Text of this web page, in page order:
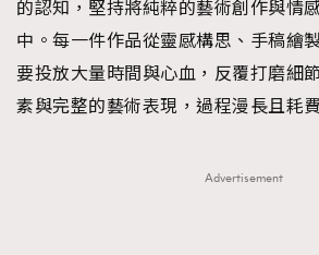
的認知，堅持將純粹的藝術創作與情
中。每一件作品從靈感構思、手稿繪
要投放大量時間與心血，反覆打磨細
素與完整的藝術表現，過程漫長且耗
Advertisement